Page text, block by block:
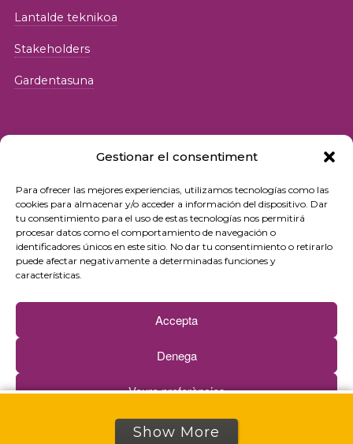
Gestionar el consentiment
Para ofrecer las mejores experiencias, utilizamos tecnologías como las
cookies para almacenar y/o acceder a información del dispositivo. Dar
tu consentimiento para el uso de estas tecnologías nos permitirá
procesar datos como el comportamiento de navegación o
identificadores únicos en este sitio. No dar tu consentimiento o retirarlo
puede afectar negativamente a determinadas funciones y
características.
Accepta
Denega
Veure preferències
Cookie politikaPribatutasun-politika
Lantalde teknikoa
Stakeholders
Gardentasuna
© 2026 Fundació iSocial
Pribatutasun-politika
Erabilera-baldintzak
Cookie politika
Kontaktua
Show More